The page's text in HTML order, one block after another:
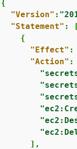
{
"Version" :
"Statement" :
{
"Effect" :
"Action" :
      ],